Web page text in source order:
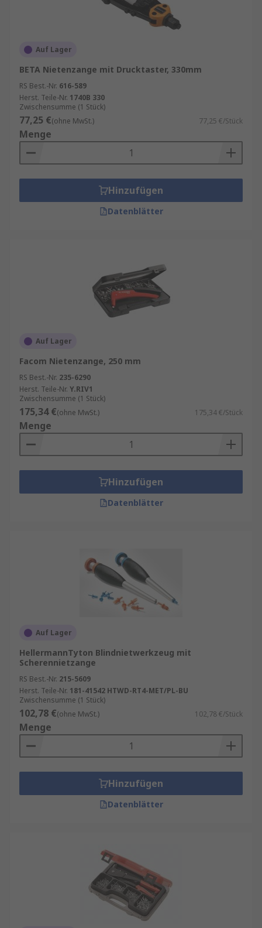
Auf Lager
BETA Nietenzange mit Drucktaster, 330mm
RS Best.-Nr. 616-589
Herst. Teile-Nr. 1740B 330
Zwischensumme (1 Stück)
77,25 €(ohne MwSt.) 77,25 €/Stück
Menge
Hinzufügen
Datenblätter
Auf Lager
Facom Nietenzange, 250 mm
RS Best.-Nr. 235-6290
Herst. Teile-Nr. Y.RIV1
Zwischensumme (1 Stück)
175,34 €(ohne MwSt.) 175,34 €/Stück
Menge
Hinzufügen
Datenblätter
Auf Lager
HellermannTyton Blindnietwerkzeug mit
Scherennietzange
RS Best.-Nr. 215-5609
Herst. Teile-Nr. 181-41542 HTWD-RT4-MET/PL-BU
Zwischensumme (1 Stück)
102,78 €(ohne MwSt.) 102,78 €/Stück
Menge
Hinzufügen
Datenblätter